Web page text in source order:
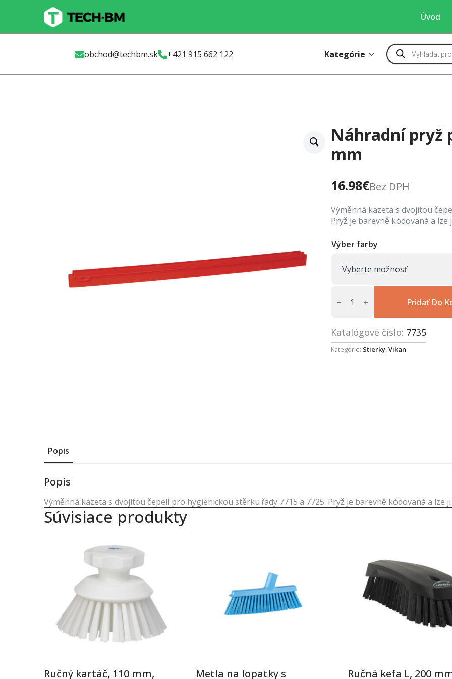
main
Úvod
obchod@techbm.sk +421 915 662 122 Kategórie
Products
search
Náhradní pryž
mm
16.98€Bez DPH
Výměnná kazeta s dvojitou
Pryž je barevně kódovaná a lze
Výber farby
Náhradní
pryž
stěrku,
700
mm
Pridať Do
Katalógové číslo: 7735
Kategórie: Stierky,Vikan
Popis
Popis
Výměnná kazeta s dvojitou čepelí pro hygienickou stěrku řady 7715 a 7725. Pryž je barevně kódovaná a lze
Súvisiace produkty
Ručný kartáč, 110 mm,
Metla na lopatky s
Ručná kefa L, 200